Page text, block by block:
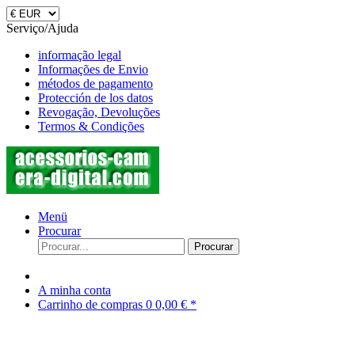
Serviço/Ajuda
informação legal
Informações de Envio
métodos de pagamento
Protección de los datos
Revogação, Devoluções
Termos & Condições
Menü
Procurar
Procurar
A minha conta
Carrinho de compras 0 0,00 € *